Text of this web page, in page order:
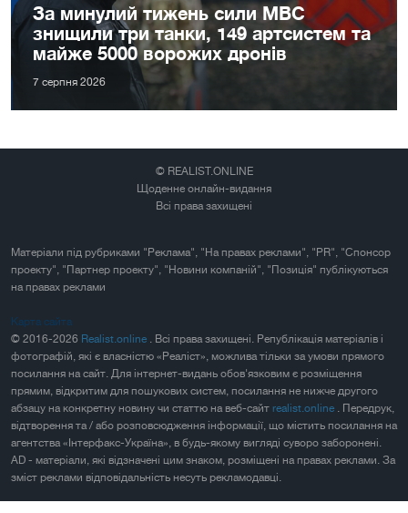
За минулий тижень сили МВС
знищили три танки, 149 артсистем та
майже 5000 ворожих дронів
7 серпня 2026
© REALIST.ONLINE
Щоденне онлайн-видання
Всі права захищені
Матеріали під рубриками "Реклама", "На правах реклами", "PR", "Спонсор
проекту", "Партнер проекту", "Новини компаній", "Позиція" публікуються
на правах реклами
Карта сайта
© 2016-2026 Realist.online . Всі права захищені. Републікація матеріалів і
фотографій, які є власністю «Реаліст», можлива тільки за умови прямого
посилання на сайт. Для інтернет-видань обов'язковим є розміщення
прямим, відкритим для пошукових систем, посилання не нижче другого
абзацу на конкретну новину чи статтю на веб-сайт realist.online . Передрук,
відтворення та / або розповсюдження інформації, що містить посилання на
агентства «Інтерфакс-Україна», в будь-якому вигляді суворо заборонені.
AD - матеріали, які відзначені цим знаком, розміщені на правах реклами. За
зміст реклами відповідальність несуть рекламодавці.